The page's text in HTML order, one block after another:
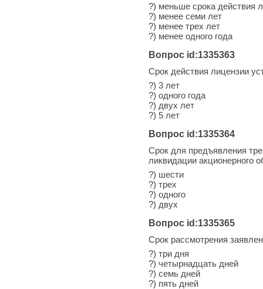
?) меньше срока действия
?) менее семи лет
?) менее трех лет
?) менее одного года
Вопрос id:1335363
Срок действия лицензии
?) 3 лет
?) одного года
?) двух лет
?) 5 лет
Вопрос id:1335364
Срок для предъявления
ликвидации акционерного
?) шести
?) трех
?) одного
?) двух
Вопрос id:1335365
Срок рассмотрения
?) три дня
?) четырнадцать дней
?) семь дней
?) пять дней